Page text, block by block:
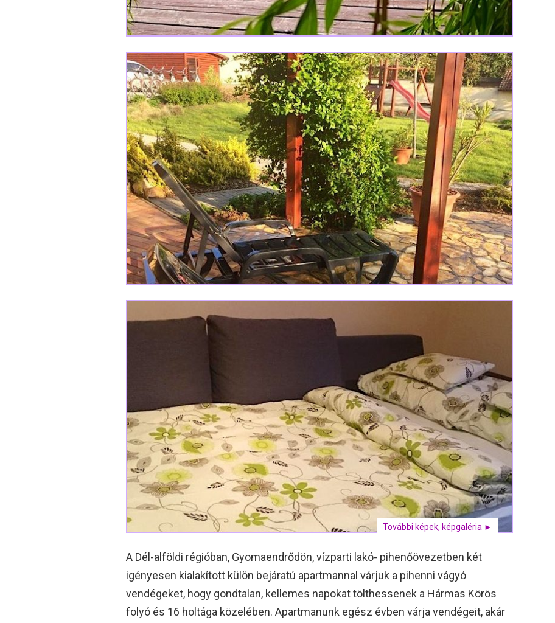
További képek, képgaléria ►
A Dél-alföldi régióban, Gyomaendrődön, vízparti lakó- pihenőövezetben két
igényesen kialakított külön bejáratú apartmannal várjuk a pihenni vágyó
vendégeket, hogy gondtalan, kellemes napokat tölthessenek a Hármas Körös
folyó és 16 holtága közelében. Apartmanunk egész évben várja vendégeit, akár